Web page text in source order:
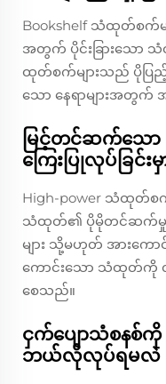
Bookshelf သံထုတ်စက်မ
အတွက် ပိုင်းခြားသော သံ
ထုတ်စက်များသည် ပိုပြည့်
သော နေရာများအတွက်
မြင့်တင်ဆက်သေ
ကြေးပြုလုပ်ခြင်
High-power သံထုတ်စက်
သံထုတ်၏ ပိုမိုတင်ဆက်မှုဖြ
များ သို့မဟုတ် အားကော
ကောင်းသော သံထုတ်ကို
စေသည်။
ငှက်ပျောသံစနစ်ကို
ဘယ်လိုလုပ်ရမလဲ